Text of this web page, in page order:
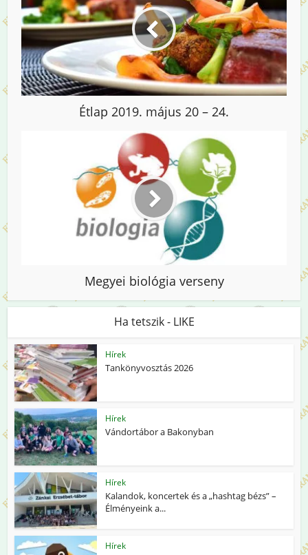
Étlap 2019. május 20 – 24.
Megyei biológia verseny
Ha tetszik - LIKE
Hírek
Tankönyvosztás 2026
Hírek
Vándortábor a Bakonyban
Hírek
Kalandok, koncertek és a „hashtag bézs” –
Élményeink a...
Hírek